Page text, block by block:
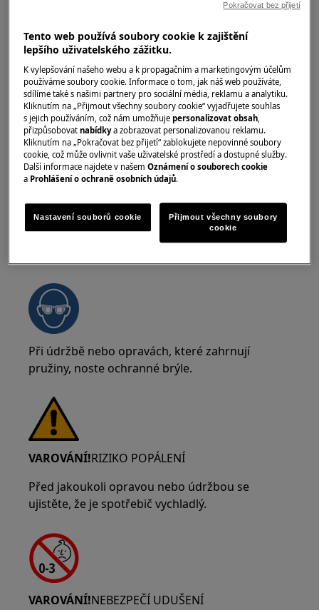
Při přemisťování spotřebičů vždy dbejte zvýšené
opatrnosti. U těžkých spotřebičů je
nejbezpečnější, když je přenášejí dvě osoby.
Vždy používejte ochranné rukavice a
bezpečnostní obuv. Noste ochranné rukavice
neustále, abyste se chránili před pořezáním o
ostré hrany.
Při údržbě nebo opravách, které zahrnují
pružiny, noste ochranné brýle.
VAROVÁNÍ!RIZIKO POPÁLENÍ
Před jakoukoli opravou nebo údržbou se
ujistěte, že je spotřebič vychladlý.
VAROVÁNÍ!NEBEZPEČÍ UDUŠENÍ
Tento web používá soubory cookie k zajištění
lepšího uživatelského zážitku.
K vylepšování našeho webu a k propagačním a marketingovým účelům
používáme soubory cookie. Informace o tom, jak náš web používáte,
sdílíme také s našimi partnery pro sociální média, reklamu a analytiku.
Kliknutím na „Přijmout všechny soubory cookie“ vyjadřujete souhlas
s jejich používáním, což nám umožňujepersonalizovat obsah,
přizpůsobovatnabídkya zobrazovat personalizovanou reklamu.
Kliknutím na „Pokračovat bez přijetí“ zablokujete nepovinné soubory
cookie, což může ovlivnit vaše uživatelské prostředí a dostupné služby.
Další informace najdete v našemOznámení o souborech cookie
a Prohlášení o ochraně osobních údajů.
Nastavení souborů cookie
Přijmout všechny soubory
cookie
Pokračovat bez přijetí